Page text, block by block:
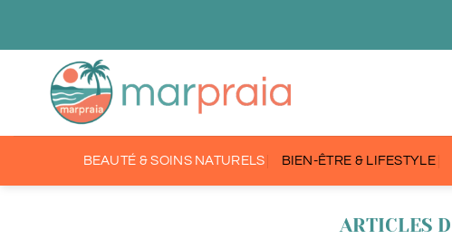
BEAUTÉ & SOINS NATURELS BIEN-ÊTRE & LIFESTYLE